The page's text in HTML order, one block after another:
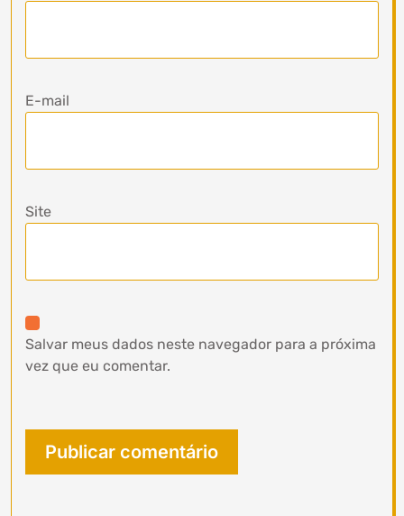
E-mail
Site
Salvar meus dados neste navegador para a próxima
vez que eu comentar.